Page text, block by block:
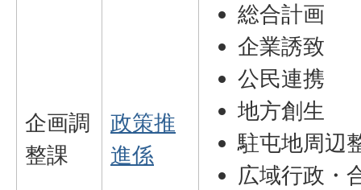
企画調
整課
政策推
進係
総合計画
企業誘致
公民連携
地方創生
駐屯地周辺
広域行政・